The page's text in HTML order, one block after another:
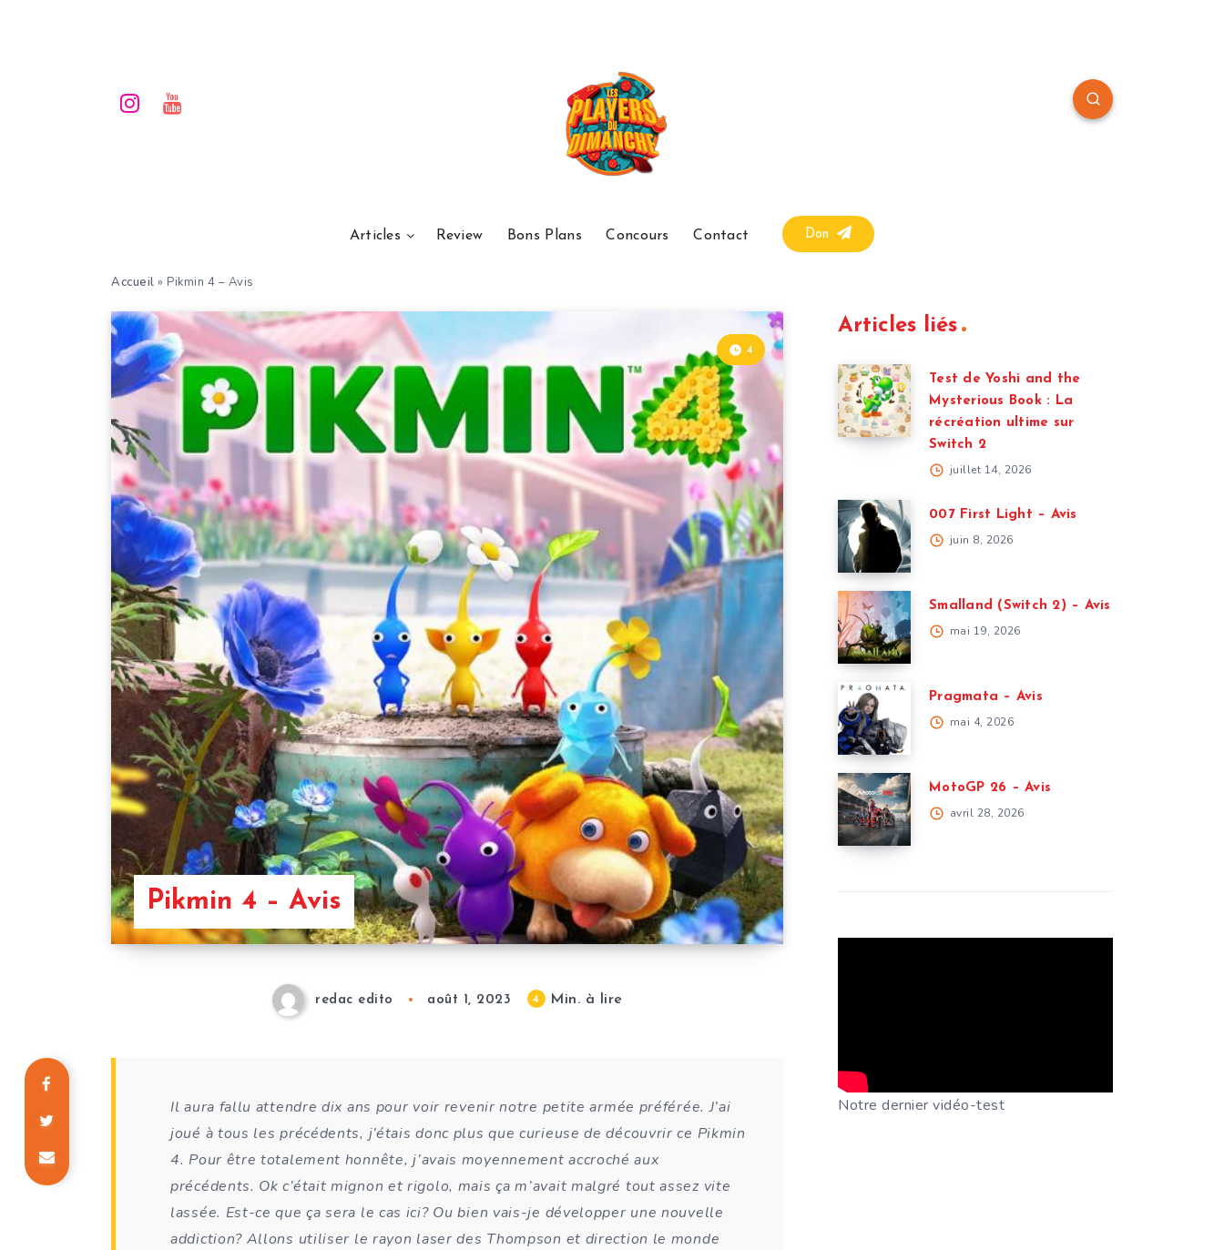
Articles Review Bons Plans Concours Contact Don
Accueil » Pikmin 4 – Avis
Pikmin 4 – Avis
4
redac edito août 1, 2023 4 Min. à lire
Il aura fallu attendre dix ans pour voir revenir notre petite armée préférée. J’ai
joué à tous les précédents, j’étais donc plus que curieuse de découvrir ce Pikmin
4. Pour être totalement honnête, j’avais moyennement accroché aux
précédents. Ok c’était mignon et rigolo, mais ça m’avait malgré tout assez vite
lassée. Est-ce que ça sera le cas ici? Ou bien vais-je développer une nouvelle
addiction? Allons utiliser le rayon laser des Thompson et direction le monde
Articles liés
Test de Yoshi and the
Mysterious Book : La
récréation ultime sur
Switch 2
juillet 14, 2026
007 First Light – Avis
juin 8, 2026
Smalland (Switch 2) – Avis
mai 19, 2026
Pragmata – Avis
mai 4, 2026
MotoGP 26 – Avis
avril 28, 2026
Notre dernier vidéo-test